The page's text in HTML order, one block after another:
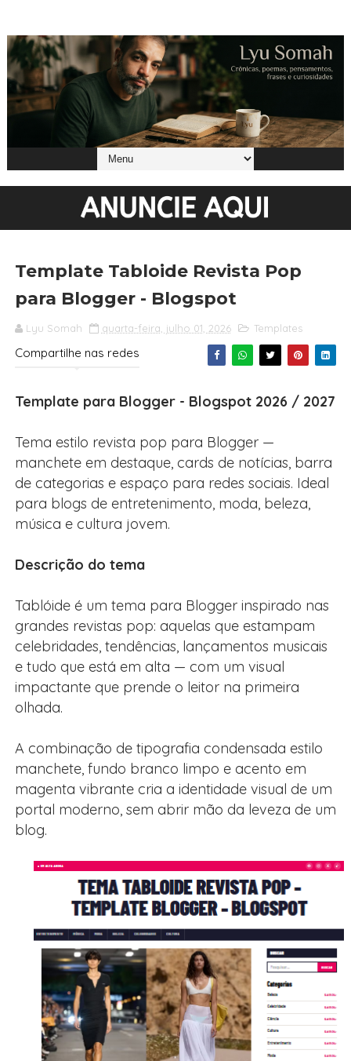
Template Tabloide Revista Pop
para Blogger - Blogspot
Lyu Somah quarta-feira, julho 01, 2026 Templates
Compartilhe nas redes
Template para Blogger - Blogspot 2026 / 2027
Tema estilo revista pop para Blogger —
manchete em destaque, cards de notícias, barra
de categorias e espaço para redes sociais. Ideal
para blogs de entretenimento, moda, beleza,
música e cultura jovem.
Descrição do tema
Tablóide é um tema para Blogger inspirado nas
grandes revistas pop: aquelas que estampam
celebridades, tendências, lançamentos musicais
e tudo que está em alta — com um visual
impactante que prende o leitor na primeira
olhada.
A combinação de tipografia condensada estilo
manchete, fundo branco limpo e acento em
magenta vibrante cria a identidade visual de um
portal moderno, sem abrir mão da leveza de um
blog.